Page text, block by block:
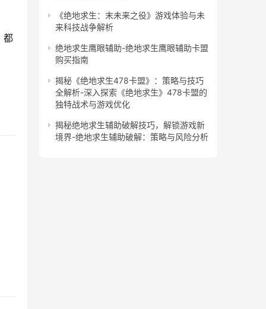
都
《绝地求生：末未来之役》游戏体验与未
来科技战争解析
绝地求生鹰眼辅助-绝地求生鹰眼辅助卡盟
购买指南
揭秘《绝地求生478卡盟》：策略与技巧
全解析-深入探索《绝地求生》478卡盟的
独特战术与游戏优化
揭秘绝地求生辅助破解技巧，解锁游戏新
境界-绝地求生辅助破解：策略与风险分析